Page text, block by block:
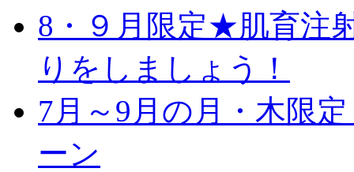
8・９月限定★肌育注
りをしましょう！
7月～9月の月・木限
ーン